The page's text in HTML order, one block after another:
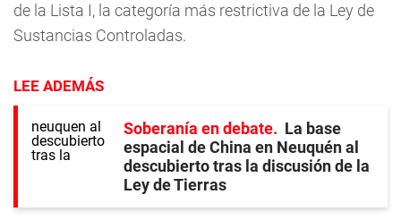
de la Lista I, la categoría más restrictiva de la Ley de
Sustancias Controladas.
LEE ADEMÁS
Soberanía en debate
La base
espacial de China en Neuquén al
descubierto tras la discusión de la
Ley de Tierras